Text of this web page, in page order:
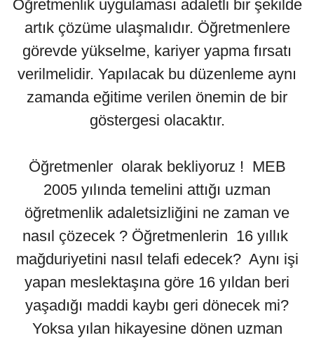
Öğretmenlik uygulaması adaletli bir şekilde
artık çözüme ulaşmalıdır. Öğretmenlere
görevde yükselme, kariyer yapma fırsatı
verilmelidir. Yapılacak bu düzenleme aynı
zamanda eğitime verilen önemin de bir
göstergesi olacaktır.
Öğretmenler olarak bekliyoruz ! MEB
2005 yılında temelini attığı uzman
öğretmenlik adaletsizliğini ne zaman ve
nasıl çözecek ? Öğretmenlerin 16 yıllık
mağduriyetini nasıl telafi edecek? Aynı işi
yapan meslektaşına göre 16 yıldan beri
yaşadığı maddi kaybı geri dönecek mi?
Yoksa yılan hikayesine dönen uzman